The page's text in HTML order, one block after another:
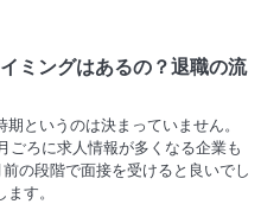
ミングはあるの？退職の流
というのは決まっていません。
ごろに求人情報が多くなる企業も
の段階で面接を受けると良いでし
す。